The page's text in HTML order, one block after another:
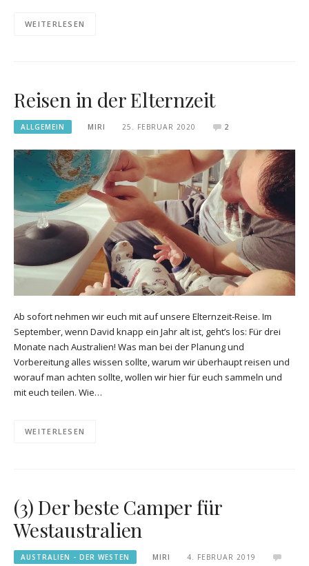
WEITERLESEN
Reisen in der Elternzeit
ALLGEMEIN MIRI 25. FEBRUAR 2020 2
Ab sofort nehmen wir euch mit auf unsere Elternzeit-Reise. Im
September, wenn David knapp ein Jahr alt ist, geht’s los: Für drei
Monate nach Australien! Was man bei der Planung und
Vorbereitung alles wissen sollte, warum wir überhaupt reisen und
worauf man achten sollte, wollen wir hier für euch sammeln und
mit euch teilen. Wie…
WEITERLESEN
(3) Der beste Camper für
Westaustralien
AUSTRALIEN - DER WESTEN MIRI
4. FEBRUAR 2019